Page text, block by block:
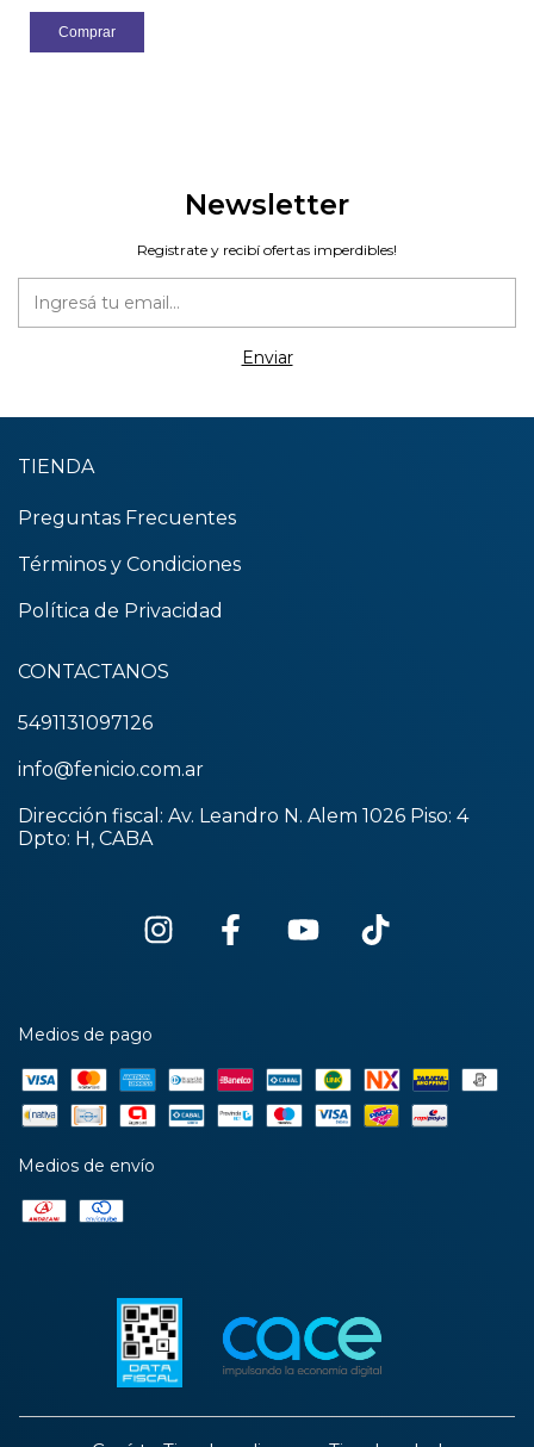
Newsletter
Registrate y recibí ofertas imperdibles!
TIENDA
Preguntas Frecuentes
Términos y Condiciones
Política de Privacidad
CONTACTANOS
5491131097126
info@fenicio.com.ar
Dirección fiscal: Av. Leandro N. Alem 1026 Piso: 4
Dpto: H, CABA
Medios de pago
Medios de envío